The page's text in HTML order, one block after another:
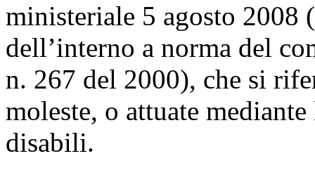
ministeriale 5 agosto
dell’interno a norma del
n. 267 del 2000), che si
moleste, o attuate
disabili.